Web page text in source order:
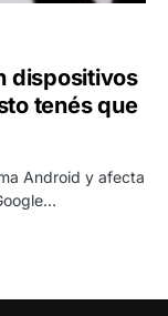
dispositivos
tenés que
Android y afecta